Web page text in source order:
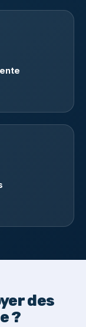
des
?